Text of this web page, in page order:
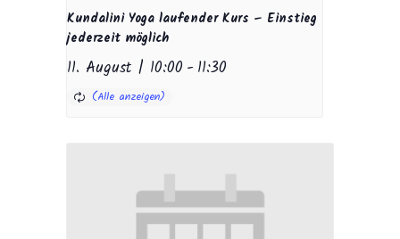
Kundalini Yoga laufender Kurs – Einstieg
jederzeit möglich
11. August | 10:00 -11:30